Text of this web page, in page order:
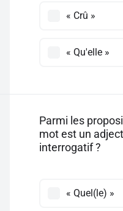
« Crû »
« Qu'elle »
Parmi les
mot est un
interrogatif ?
« Quel(le) »